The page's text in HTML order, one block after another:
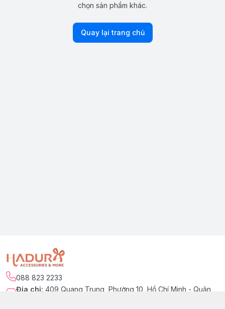
chọn sản phẩm khác.
Quay lại trang chủ
088 823 2233
Địa chỉ: 409 Quang Trung, Phường 10, Hồ Chí Minh - Quận